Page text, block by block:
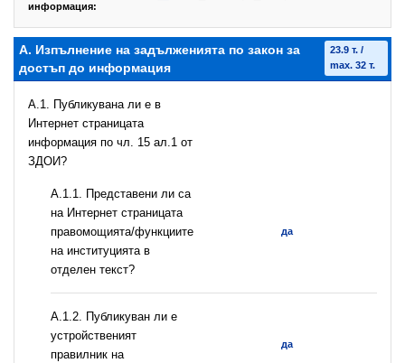
информация:
А. Изпълнение на задълженията по закон за
достъп до информация
23.9 т. /
max. 32 т.
A.1. Публикувана ли е в
Интернет страницата
информация по чл. 15 ал.1 от
ЗДОИ?
А.1.1. Представени ли са
на Интернет страницата
правомощията/функциите
на институцията в
отделен текст?
да
А.1.2. Публикуван ли е
устройственият
правилник на
да